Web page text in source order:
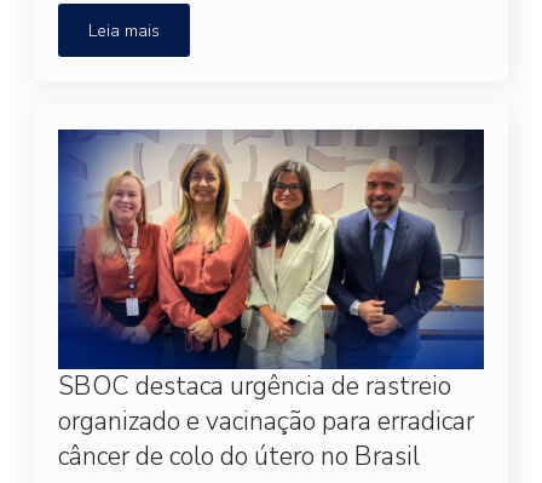
Leia mais
SBOC destaca urgência de rastreio
organizado e vacinação para erradicar
câncer de colo do útero no Brasil